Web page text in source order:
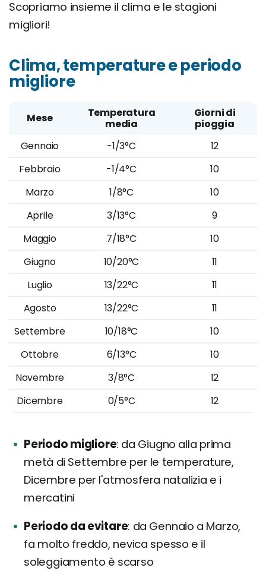
Scopriamo insieme il clima e le stagioni
migliori!
Clima, temperature e periodo
migliore
Mese
Temperatura
media
Giorni di
pioggia
Gennaio
-1/3°C
12
Febbraio
-1/4°C
10
Marzo
1/8°C
10
Aprile
3/13°C
9
Maggio
7/18°C
10
Giugno
10/20°C
11
Luglio
13/22°C
11
Agosto
13/22°C
11
Settembre
10/18°C
10
Ottobre
6/13°C
10
Novembre
3/8°C
12
Dicembre
0/5°C 12
Periodo migliore da Giugno alla prima
metà di Settembre per le temperature,
Dicembre per l'atmosfera natalizia e i
mercatini
Periodo da evitare da Gennaio a Marzo,
fa molto freddo, nevica spesso e il
soleggiamento è scarso